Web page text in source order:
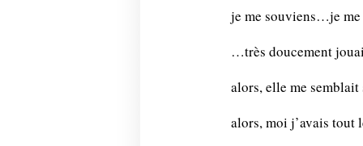
je me souviens…je
…très doucement
alors, elle me
alors, moi j’avais